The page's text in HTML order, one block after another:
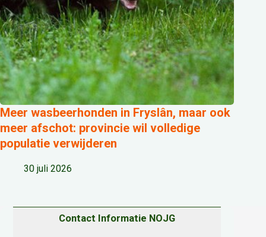
Meer wasbeerhonden in Fryslân, maar ook
meer afschot: provincie wil volledige
populatie verwijderen
30 juli 2026
Contact Informatie NOJG